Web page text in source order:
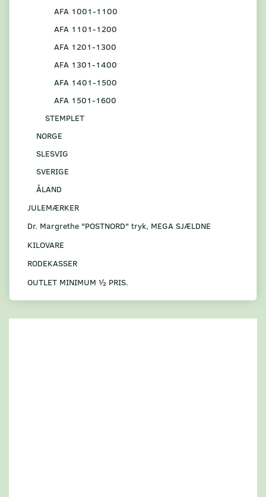
AFA 1001-1100
AFA 1101-1200
AFA 1201-1300
AFA 1301-1400
AFA 1401-1500
AFA 1501-1600
STEMPLET
NORGE
SLESVIG
SVERIGE
ÅLAND
JULEMÆRKER
Dr. Margrethe "POSTNORD" tryk, MEGA SJÆLDNE
KILOVARE
RODEKASSER
OUTLET MINIMUM ½ PRIS.